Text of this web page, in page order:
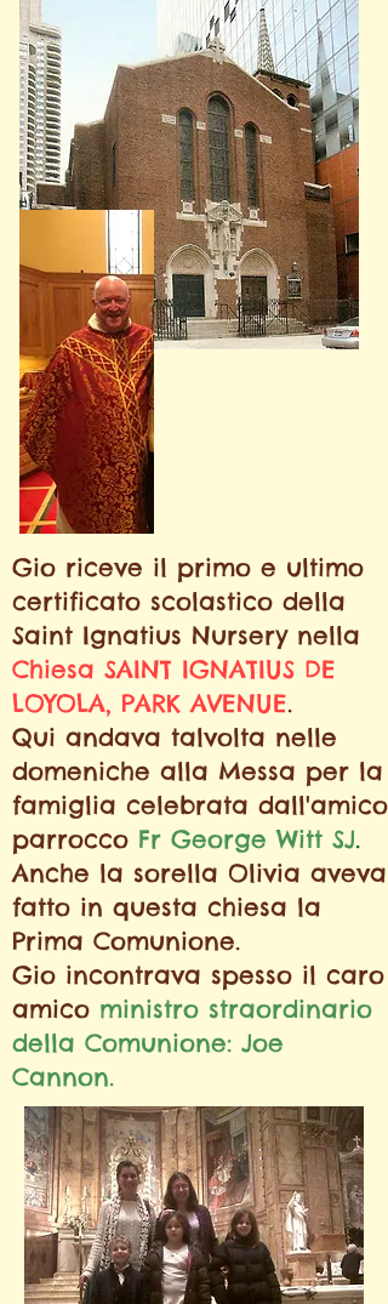
Gio riceve il primo e ultimo
certificato scolastico della
Saint Ignatius Nursery nella
Chiesa SAINT IGNATIUS DE
LOYOLA, PARK AVENUE.
Qui andava talvolta nelle
domeniche alla Messa per la
famiglia celebrata dall'amico
parrocco Fr George Witt SJ.
Anche la sorella Olivia aveva
fatto in questa chiesa la
Prima Comunione.
Gio incontrava spesso il caro
amico ministro straordinario
della Comunione: Joe
Cannon.